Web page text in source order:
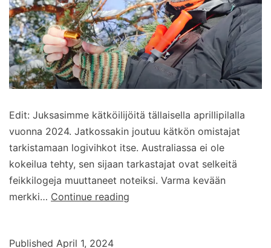
Edit: Juksasimme kätköilijöitä tällaisella aprillipilalla
vuonna 2024. Jatkossakin joutuu kätkön omistajat
tarkistamaan logivihkot itse. Australiassa ei ole
kokeilua tehty, sen sijaan tarkastajat ovat selkeitä
feikkilogeja muuttaneet noteiksi. Varma kevään
merkki… Continue reading
Published April 1, 2024